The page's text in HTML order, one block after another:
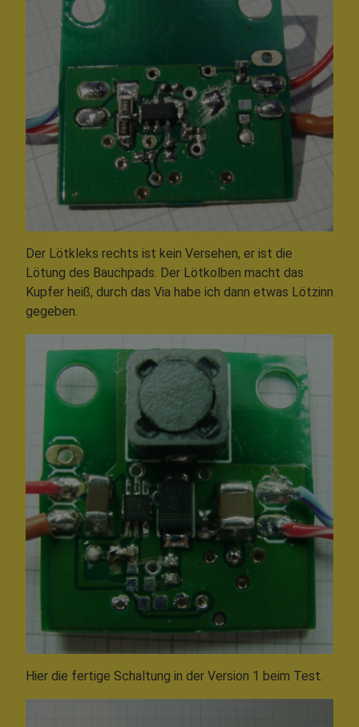
Der Lötkleks rechts ist kein Versehen, er ist die
Lötung des Bauchpads. Der Lötkolben macht das
Kupfer heiß, durch das Via habe ich dann etwas Lötzinn
gegeben.
Hier die fertige Schaltung in der Version 1 beim Test.